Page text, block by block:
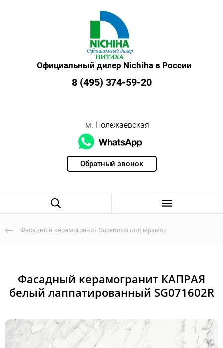
Обратный звонок
Официальный дилер Nichiha в России
8 (495) 374-59-20
м. Полежаевская
Фасадный керамогранит Supermaxi под мрамор
Фасадный керамогранит КАПРАЯ
белый лаппатированный SG071602R